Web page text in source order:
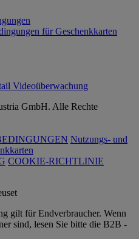
für Geschenkkarten
Videoüberwachung
GmbH. Alle Rechte
Nutzungs- und
COOKIE-RICHTLINIE
gilt für Endverbraucher. Wenn
sind, lesen Sie bitte die B2B -